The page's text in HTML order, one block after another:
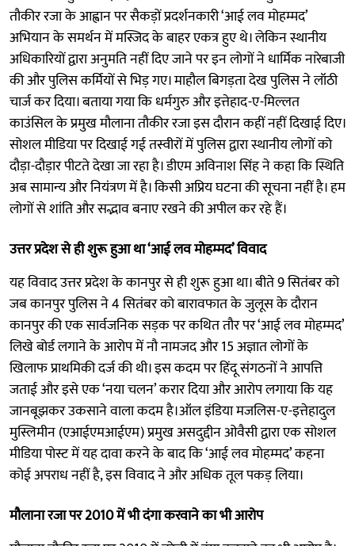
तौकीर रजा के आह्वान पर सैकड़ों प्रदर्शनकारी ‘आई लव मोहम्मद’
अभियान के समर्थन में मस्जिद के बाहर एकत्र हुए थे। लेकिन स्थानीय
अधिकारियों द्वारा अनुमति नहीं दिए जाने पर इन लोगों ने धार्मिक नारेबाजी
की और पुलिस कर्मियों से भिड़ गए। माहौल बिगड़ता देख पुलिस ने लॉठी
चार्ज कर दिया। बताया गया कि धर्मगुरु और इत्तेहाद-ए-मिल्लत
काउंसिल के प्रमुख मौलाना तौकीर रजा इस दौरान कहीं नहीं दिखाई दिए।
सोशल मीडिया पर दिखाई गई तस्वीरों में पुलिस द्वारा स्थानीय लोगों को
दौड़ा-दौड़ार पीटते देखा जा रहा है। डीएम अविनाश सिंह ने कहा कि स्थिति
अब सामान्य और नियंत्रण में है। किसी अप्रिय घटना की सूचना नहीं है। हम
लोगों से शांति और सद्भाव बनाए रखने की अपील कर रहे हैं।
उत्तर प्रदेश से ही शुरू हुआ था ‘आई लव मोहम्मद’ विवाद
यह विवाद उत्तर प्रदेश के कानपुर से ही शुरू हुआ था। बीते 9 सितंबर को
जब कानपुर पुलिस ने 4 सितंबर को बारावफात के जुलूस के दौरान
कानपुर की एक सार्वजनिक सड़क पर कथित तौर पर ‘आई लव मोहम्मद’
लिखे बोर्ड लगाने के आरोप में नौ नामजद और 15 अज्ञात लोगों के
खिलाफ प्राथमिकी दर्ज की थी। इस कदम पर हिंदू संगठनों ने आपत्ति
जताई और इसे एक ‘नया चलन’ करार दिया और आरोप लगाया कि यह
जानबूझकर उकसाने वाला कदम है।ऑल इंडिया मजलिस-ए-इत्तेहादुल
मुस्लिमीन (एआईएमआईएम) प्रमुख असदुद्दीन ओवैसी द्वारा एक सोशल
मीडिया पोस्ट में यह दावा करने के बाद कि ‘आई लव मोहम्मद’ कहना
कोई अपराध नहीं है, इस विवाद ने और अधिक तूल पकड़ लिया।
मौलाना रजा पर 2010 में भी दंगा करवाने का भी आरोप